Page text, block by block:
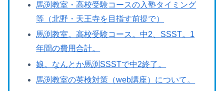
馬渕教室・高校受験コースの入塾タイミング
等（北野・天王寺を目指す前提で）
馬渕教室。高校受験コース。中2、SSST。1
年間の費用合計。
娘。なんとか馬渕SSSTで中2終了。
馬渕教室の英検対策（web講座）について。